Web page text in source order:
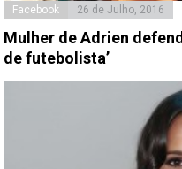
Facebook 26 de Julho, 2016
Mulher de Adrien
de futebolista’